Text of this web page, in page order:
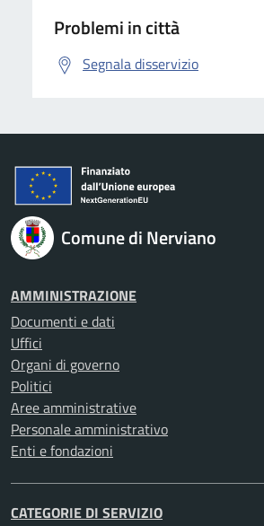
Problemi in città
Segnala disservizio
Comune di Nerviano
AMMINISTRAZIONE
Documenti e dati
Uffici
Organi di governo
Politici
Aree amministrative
Personale amministrativo
Enti e fondazioni
CATEGORIE DI SERVIZIO